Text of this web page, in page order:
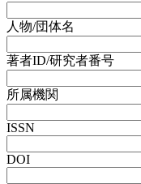
人物/団体名
著者ID/研究者番号
所属機関
ISSN
DOI